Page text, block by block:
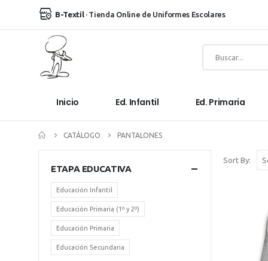
B-Textil· Tienda Online de Uniformes Escolares
Inicio Ed. Infantil Ed. Primaria
CATÁLOGO PANTALONES
Sort By:
ETAPA EDUCATIVA
Educación Infantil
Educación Primaria (1º y 2º)
Educación Primaria
Educación Secundaria